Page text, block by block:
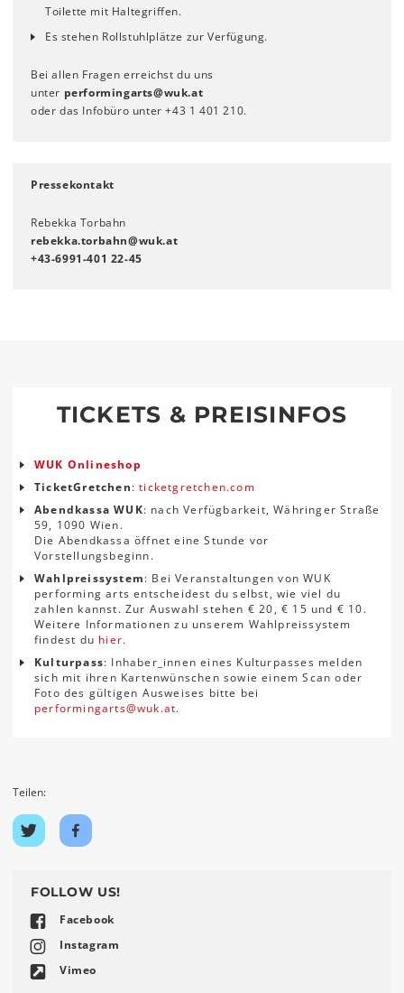
Toilette mit Haltegriffen.
Es stehen Rollstuhlplätze zur Verfügung.
Bei allen Fragen erreichst du uns
unter performingarts@wuk.at
oder das Infobüro unter +43 1 401 210.
Pressekontakt
Rebekka Torbahn
rebekka.torbahn@wuk.at
+43-6991-401 22-45
TICKETS & PREISINFOS
WUK Onlineshop
TicketGretchen:ticketgretchen.com
Abendkassa WUK: nach Verfügbarkeit, Währinger Straße
59, 1090 Wien.
Die Abendkassa öffnet eine Stunde vor
Vorstellungsbeginn.
Wahlpreissystem: Bei Veranstaltungen von WUK
performing arts entscheidest du selbst, wie viel du
zahlen kannst. Zur Auswahl stehen € 20, € 15 und € 10.
Weitere Informationen zu unserem Wahlpreissystem
findest du hier.
Kulturpass: Inhaber_innen eines Kulturpasses melden
sich mit ihren Kartenwünschen sowie einem Scan oder
Foto des gültigen Ausweises bitte bei
performingarts@wuk.at.
Teilen:
Auf
Twitter
Auf
Facebook
FOLLOW US!
Facebook
Instagram
Vimeo